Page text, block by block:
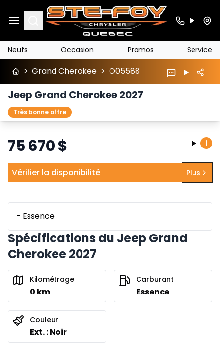
Search
Neufs Occasion Promos Service
> Grand Cherokee > O05588
Jeep Grand Cherokee 2027
Très bonne offre
75 670$ i
Vérifier la disponibilité Plus
- Essence
Spécifications du Jeep Grand
Cherokee 2027
Kilométrage
0 km
Carburant
Essence
Couleur
Ext. : Noir